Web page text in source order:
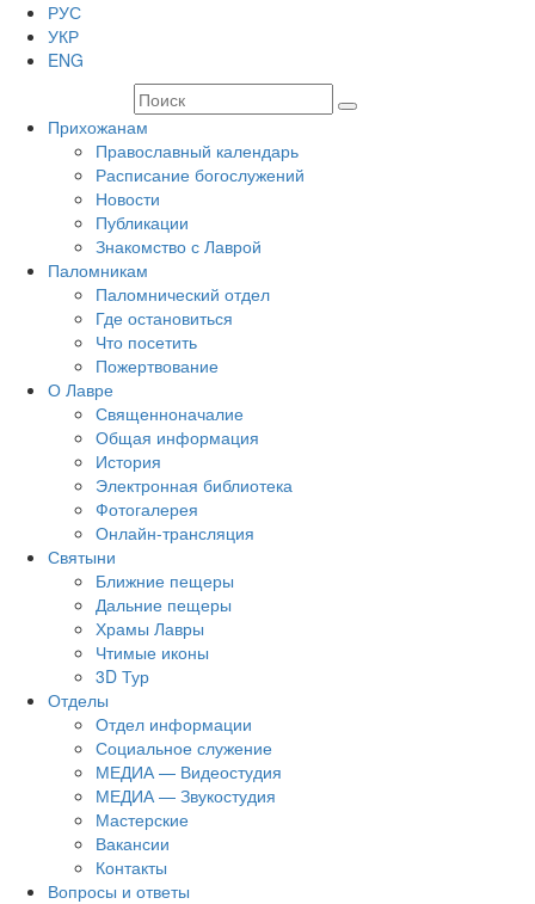
РУС
УКР
ENG
Прихожанам
Православный календарь
Расписание богослужений
Новости
Публикации
Знакомство с Лаврой
Паломникам
Паломнический отдел
Где остановиться
Что посетить
Пожертвование
О Лавре
Священноначалие
Общая информация
История
Электронная библиотека
Фотогалерея
Онлайн-трансляция
Святыни
Ближние пещеры
Дальние пещеры
Храмы Лавры
Чтимые иконы
3D Тур
Отделы
Отдел информации
Социальное служение
МЕДИА — Видеостудия
МЕДИА — Звукостудия
Мастерские
Вакансии
Контакты
Вопросы и ответы